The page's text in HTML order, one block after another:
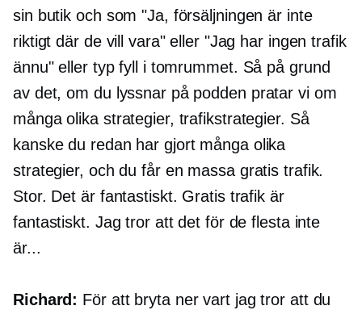
sin butik och som "Ja, försäljningen är inte
riktigt där de vill vara" eller "Jag har ingen trafik
ännu" eller typ fyll i tomrummet. Så på grund
av det, om du lyssnar på podden pratar vi om
många olika strategier, trafikstrategier. Så
kanske du redan har gjort många olika
strategier, och du får en massa gratis trafik.
Stor. Det är fantastiskt. Gratis trafik är
fantastiskt. Jag tror att det för de flesta inte
är...
Richard: För att bryta ner vart jag tror att du